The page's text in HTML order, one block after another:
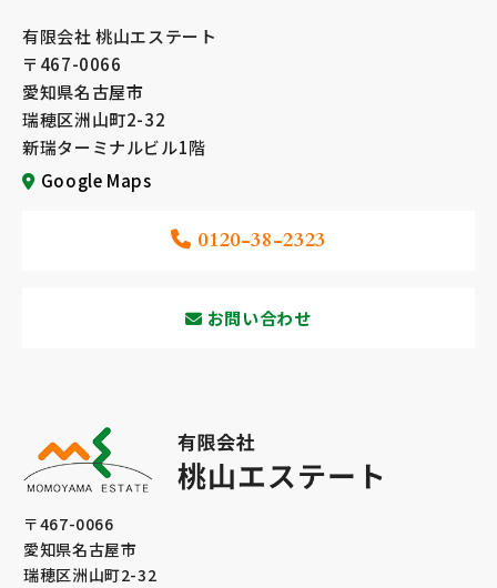
有限会社 桃山エステート
〒467-0066
愛知県名古屋市
瑞穂区洲山町2-32
新瑞ターミナルビル1階
Google Maps
0120-38-2323
お問い合わせ
〒467-0066
愛知県名古屋市
瑞穂区洲山町2-32